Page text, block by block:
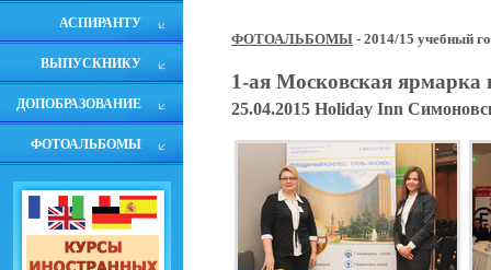
АСПИРАНТУ
ВЫПУСКНИКУ
ДОПОБРАЗОВАНИЕ
ФОТОАЛЬБОМЫ
ФОТОАЛЬБОМЫ - 2014/15 учебный
1-ая Московская ярмарка
25.04.2015 Holiday Inn